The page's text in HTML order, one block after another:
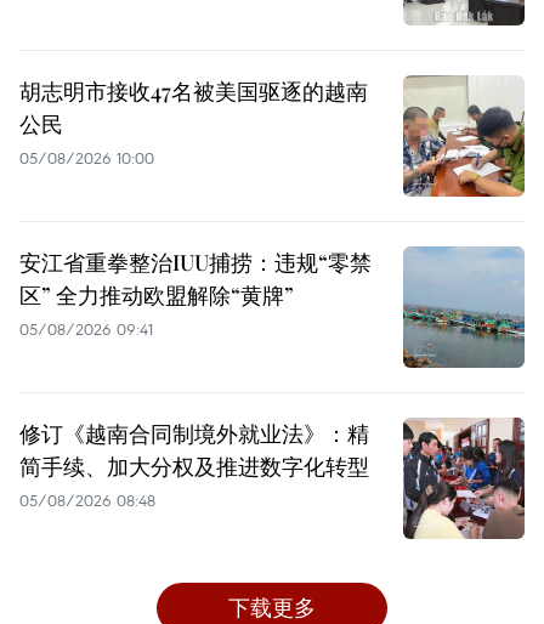
胡志明市接收47名被美国驱逐的越南
公民
05/08/2026 10:00
安江省重拳整治IUU捕捞：违规“零禁
区” 全力推动欧盟解除“黄牌”
05/08/2026 09:41
修订《越南合同制境外就业法》：精
简手续、加大分权及推进数字化转型
05/08/2026 08:48
下载更多